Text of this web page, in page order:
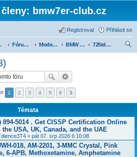
bmw7er-club.cz
Přihlásit se
Registrovat
Fórum 7er Modely BMW 7er BMW 7 e38 (1994-2001)
725tds (1996-1998)
1 2 3 4 5 6
Témata
894-5014​ . Get CISSP Certification Online
USA, UK, Canada, and the UAE
« pát 07. srp 2026 6:10:08
018, AM-2201, 3-MMC Crystal, Pink
6-APB, Methoxetamine, Amphetamine